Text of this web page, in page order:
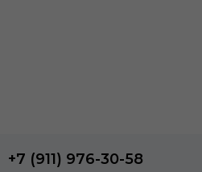
+7 (911) 976-30-58